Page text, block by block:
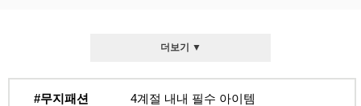
더보기 ▼
#무지패션 4계절 내내 필수 아이템